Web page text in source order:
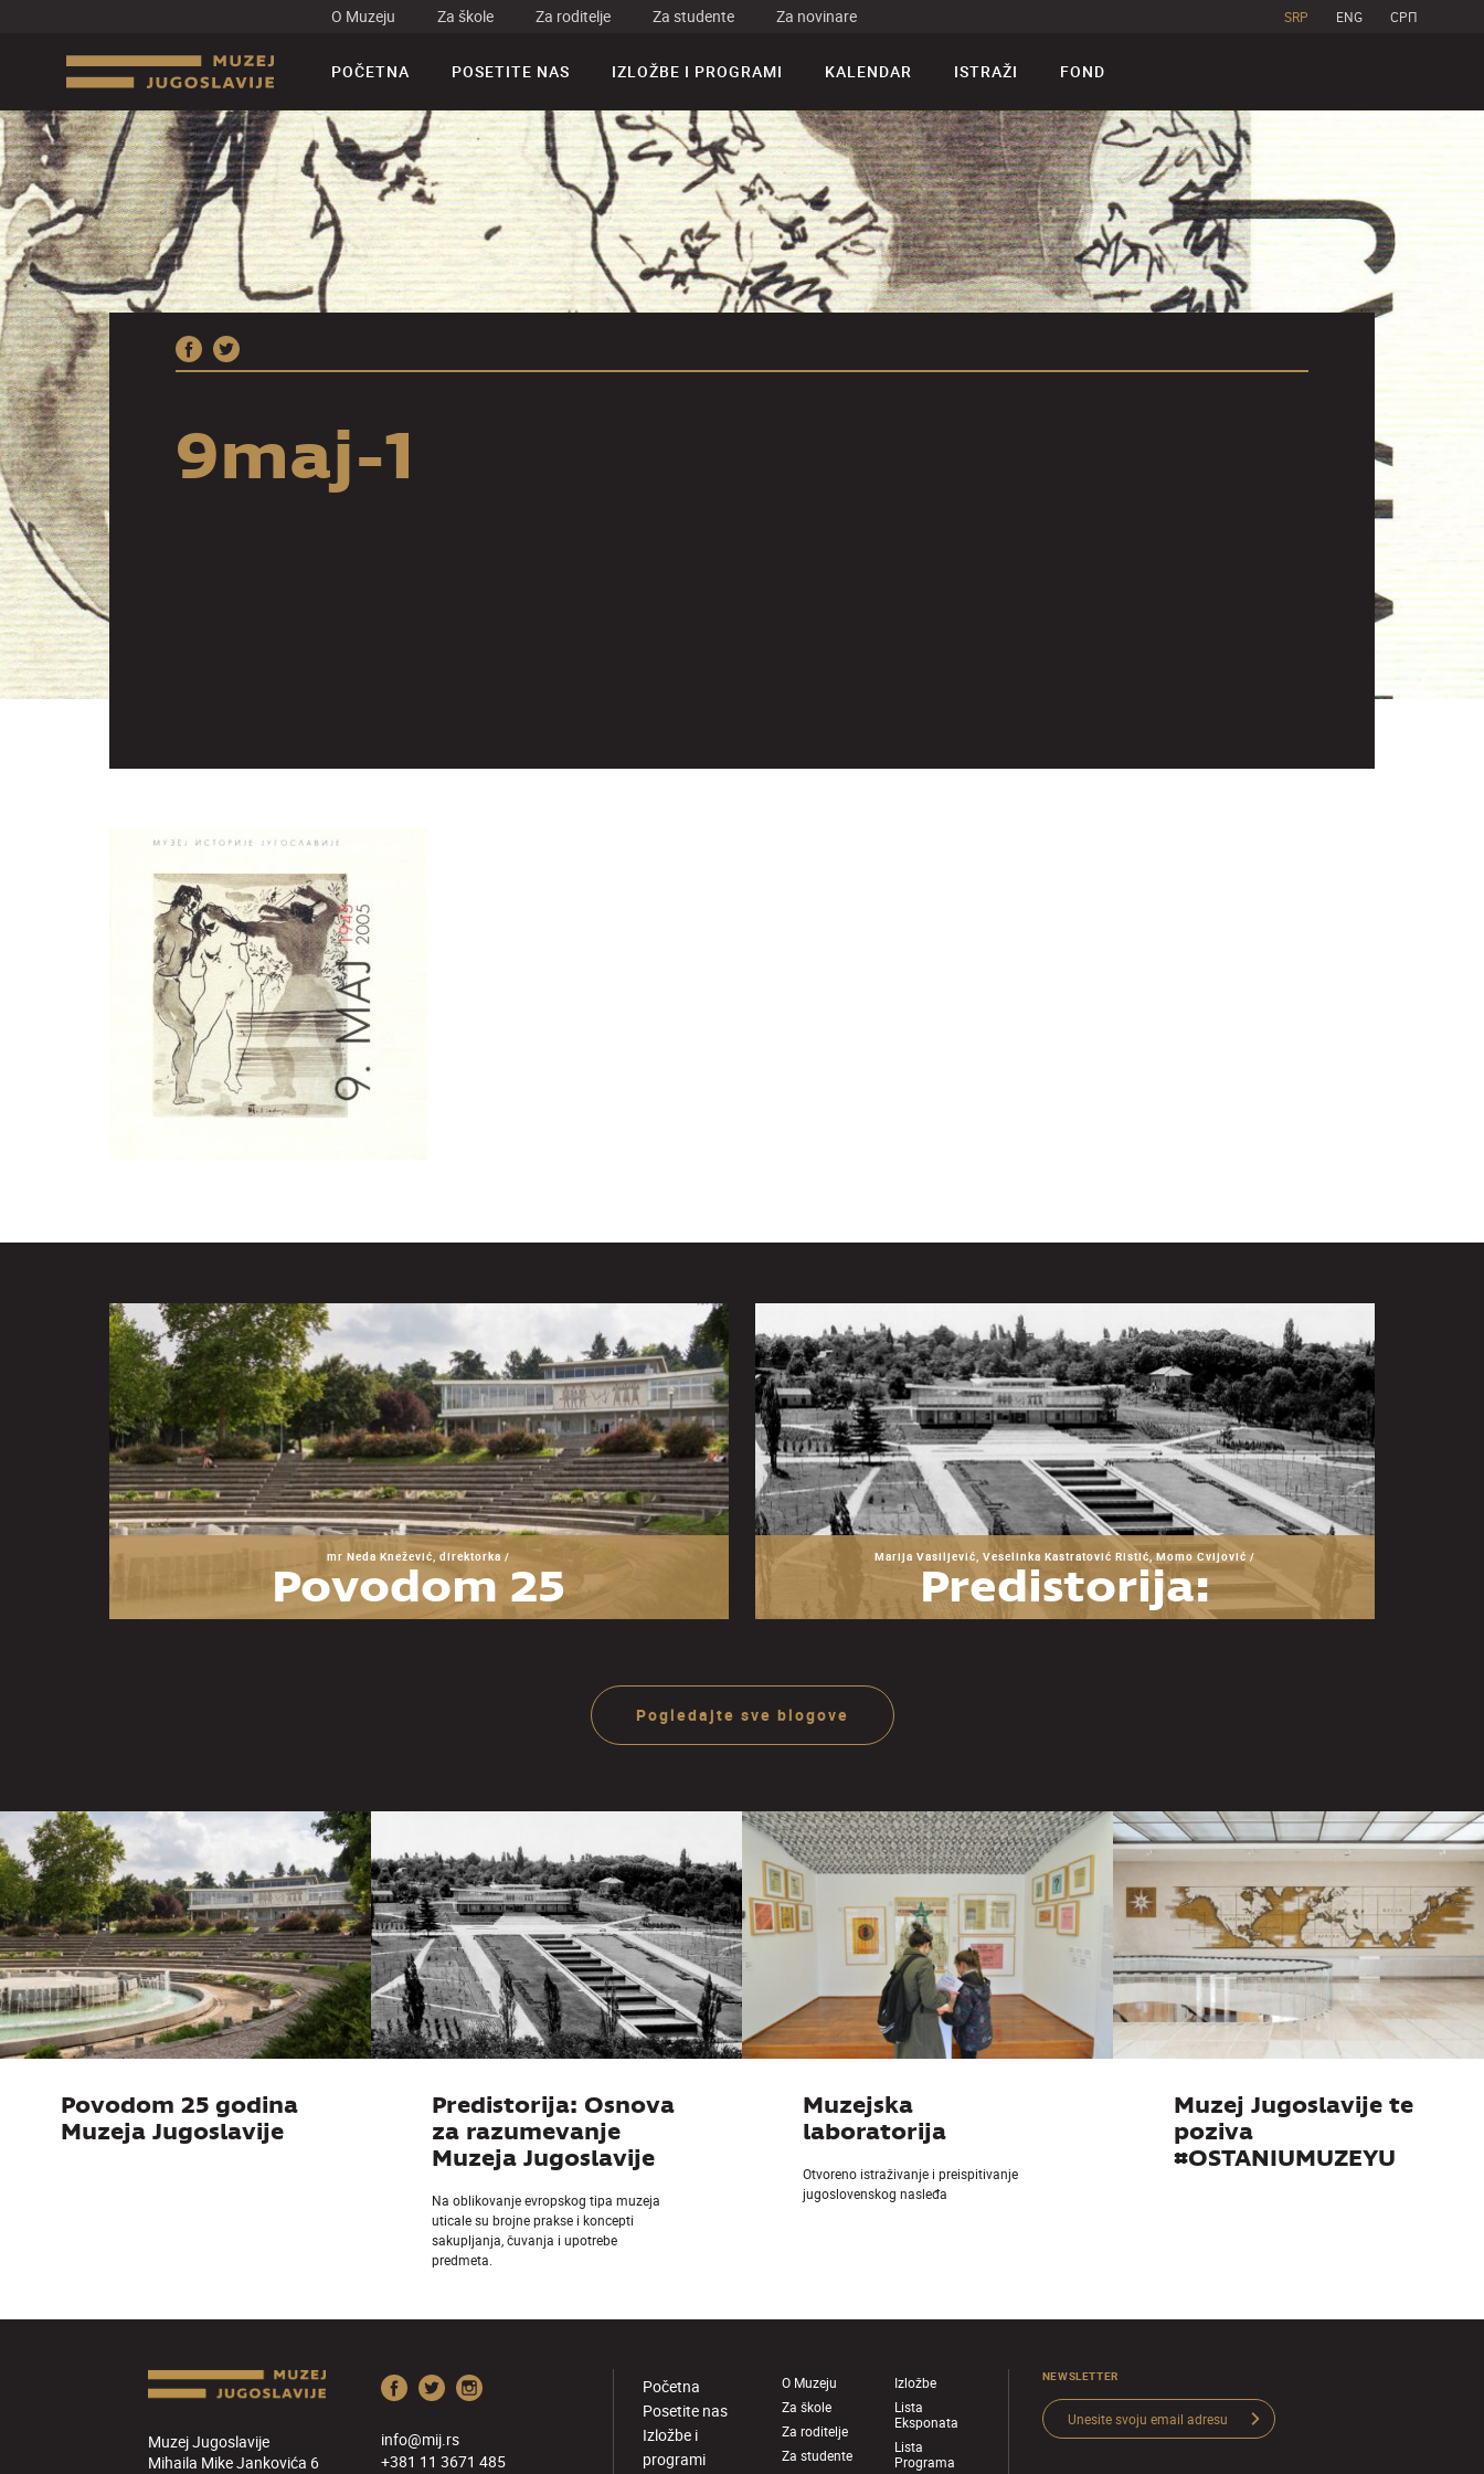
O Muzeju Za škole Za roditelje Za studente Za novinare SRP ENG CPП
POČETNA POSETITE NAS IZLOŽBE I PROGRAMI KALENDAR ISTRAŽI FOND
9maj-1
mr Neda Knežević, direktorka /
Povodom 25
godina Muzeja
Marija Vasiljević, Veselinka Kastratović Ristić, Momo Cvijović /
Predistorija:
Osnova za
Pogledajte sve blogove
Povodom 25 godina
Muzeja Jugoslavije
Predistorija: Osnova
za razumevanje
Muzeja Jugoslavije
Na oblikovanje evropskog tipa muzeja
uticale su brojne prakse i koncepti
sakupljanja, čuvanja i upotrebe
predmeta.
Muzejska
laboratorija
Otvoreno istraživanje i preispitivanje
jugoslovenskog nasleđa
Muzej Jugoslavije te
poziva
#OSTANIUMUZEYU
Muzej Jugoslavije
Mihaila Mike Jankovića 6
info@mij.rs
+381 11 3671 485
Početna
Posetite nas
Izložbe i
programi
O Muzeju
Za škole
Za roditelje
Za studente
Izložbe
Lista
Eksponata
Lista
Programa
NEWSLETTER